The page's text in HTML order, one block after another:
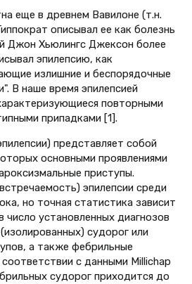
еще в древнем Вавилоне (т.н.
описывал ее как болезнь
Джон Хьюлингс Джексон более
эпилепсию, как
излишние и беспорядочные
В наше время эпилепсией
повторными
припадками [1].
представляет собой
основными проявлениями
приступы.
эпилепсии среди
но точная статистика зависит
установленных диагнозов
судорог или
а также фебрильные
с данными Millichap
судорог приходится до